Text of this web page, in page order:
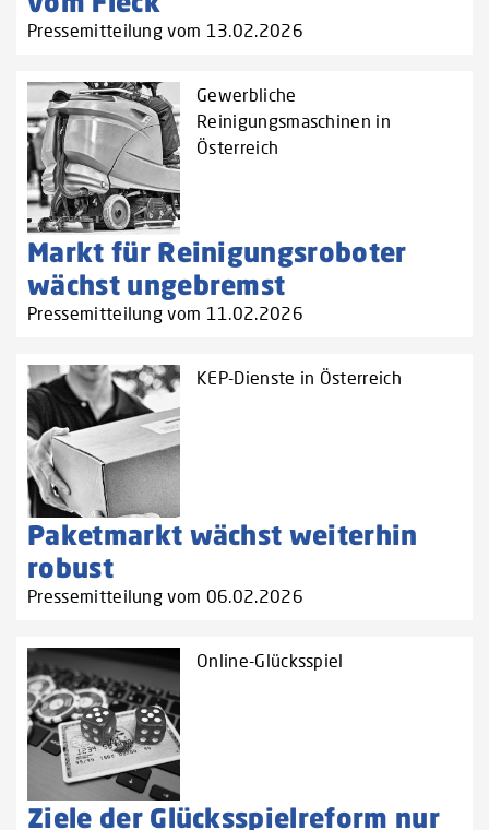
Pressemitteilung vom 13.02.2026
Gewerbliche
Reinigungsmaschinen in
Österreich
Markt für Reinigungsroboter
wächst ungebremst
Pressemitteilung vom 11.02.2026
KEP-Dienste in Österreich
Paketmarkt wächst weiterhin
robust
Pressemitteilung vom 06.02.2026
Online-Glücksspiel
Ziele der Glücksspielreform nur